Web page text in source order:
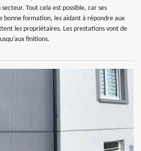
Tout cela est possible, car ses
bonne formation, les aidant à répondre aux
les propriétaires. Les prestations vont de
finitions.